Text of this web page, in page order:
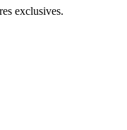
exclusives.